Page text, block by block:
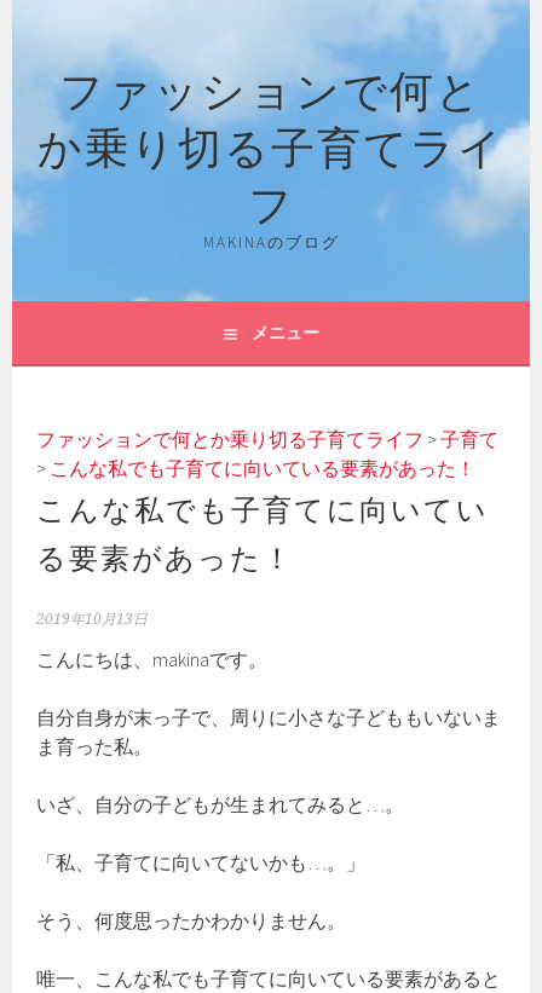
ファッションで何と
か乗り切る子育てライ
フ
MAKINAのブログ
メニュー
ファッションで何とか乗り切る子育てライフ >子育て
> こんな私でも子育てに向いている要素があった！
こんな私でも子育てに向いてい
る要素があった！
2019年10月13日
こんにちは、makinaです。
自分自身が末っ子で、周りに小さな子どももいないま
ま育った私。
いざ、自分の子どもが生まれてみると…。
「私、子育てに向いてないかも…。」
そう、何度思ったかわかりません。
唯一、こんな私でも子育てに向いている要素があると